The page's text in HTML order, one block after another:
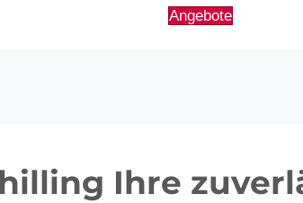
Angebote
Ihre